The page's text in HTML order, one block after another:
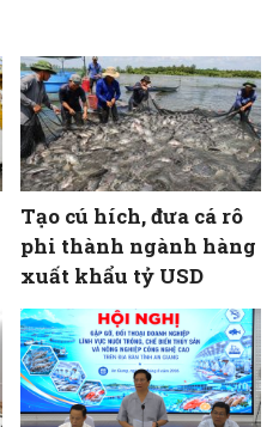
Tạo cú hích, đưa cá rô
phi thành ngành hàng
xuất khẩu tỷ USD